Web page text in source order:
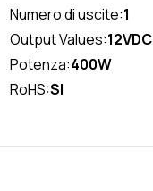
Numero di uscite:1
Output Values:12VDC
Potenza:400W
RoHS:SI